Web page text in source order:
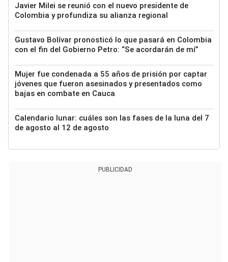
Javier Milei se reunió con el nuevo presidente de
Colombia y profundiza su alianza regional
Gustavo Bolívar pronosticó lo que pasará en Colombia
con el fin del Gobierno Petro: “Se acordarán de mí”
Mujer fue condenada a 55 años de prisión por captar
jóvenes que fueron asesinados y presentados como
bajas en combate en Cauca
Calendario lunar: cuáles son las fases de la luna del 7
de agosto al 12 de agosto
PUBLICIDAD